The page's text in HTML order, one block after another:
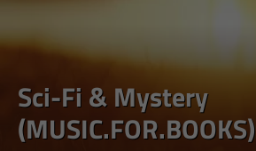
Sci-Fi & Mystery
(MUSIC.FOR.BOOKS)